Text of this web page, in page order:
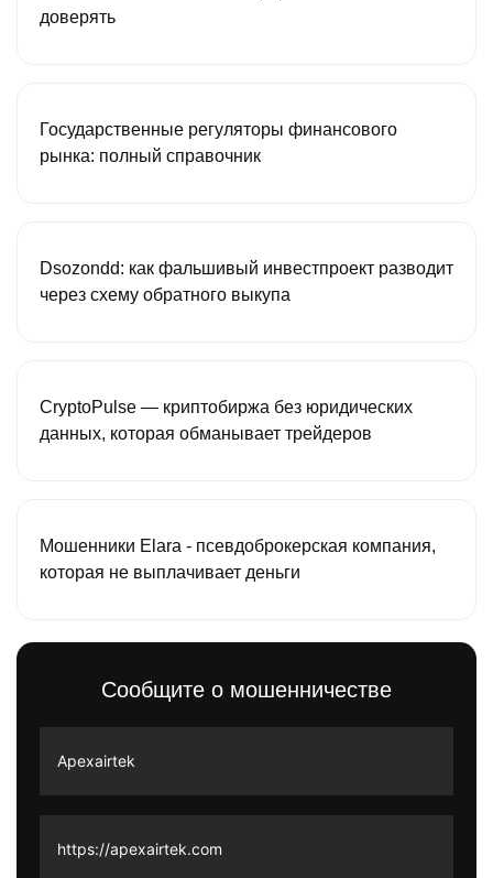
доверять
Государственные регуляторы финансового
рынка: полный справочник
Dsozondd: как фальшивый инвестпроект разводит
через схему обратного выкупа
CryptoPulse — криптобиржа без юридических
данных, которая обманывает трейдеров
Мошенники Elara - псевдоброкерская компания,
которая не выплачивает деньги
Сообщите о мошенничестве